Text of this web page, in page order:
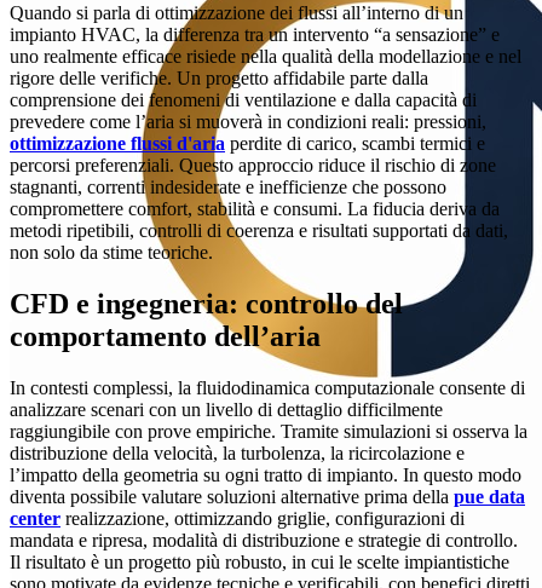
Quando si parla di ottimizzazione dei flussi all’interno di un
impianto HVAC, la differenza tra un intervento “a sensazione” e
uno realmente efficace risiede nella qualità della modellazione e nel
rigore delle verifiche. Un progetto affidabile parte dalla
comprensione dei fenomeni di ventilazione e dalla capacità di
prevedere come l’aria si muoverà in condizioni reali: pressioni,
ottimizzazione flussi d'aria perdite di carico, scambi termici e
percorsi preferenziali. Questo approccio riduce il rischio di zone
stagnanti, correnti indesiderate e inefficienze che possono
compromettere comfort, stabilità e consumi. La fiducia deriva da
metodi ripetibili, controlli di coerenza e risultati supportati da dati,
non solo da stime teoriche.
CFD e ingegneria: controllo del
comportamento dell’aria
In contesti complessi, la fluidodinamica computazionale consente di
analizzare scenari con un livello di dettaglio difficilmente
raggiungibile con prove empiriche. Tramite simulazioni si osserva la
distribuzione della velocità, la turbolenza, la ricircolazione e
l’impatto della geometria su ogni tratto di impianto. In questo modo
diventa possibile valutare soluzioni alternative prima della pue data
center realizzazione, ottimizzando griglie, configurazioni di
mandata e ripresa, modalità di distribuzione e strategie di controllo.
Il risultato è un progetto più robusto, in cui le scelte impiantistiche
sono motivate da evidenze tecniche e verificabili, con benefici diretti